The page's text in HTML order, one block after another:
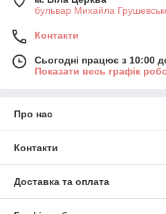
бульвар Михайла
Контакти
Сьогодні працює з 10:00
Показати весь графік
Про нас
Контакти
Доставка та оплата